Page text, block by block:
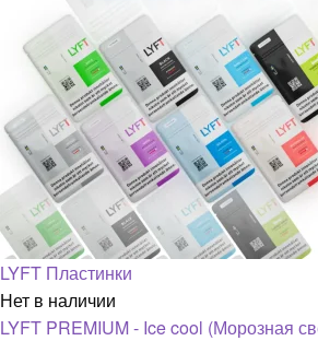
LYFT Пластинки
Нет в наличии
LYFT PREMIUM - Ice cool (Морозная